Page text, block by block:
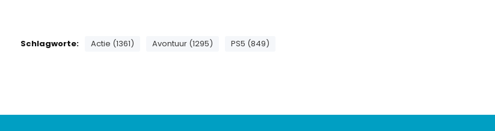
Schlagworte: Actie (1361) Avontuur (1295) PS5 (849)